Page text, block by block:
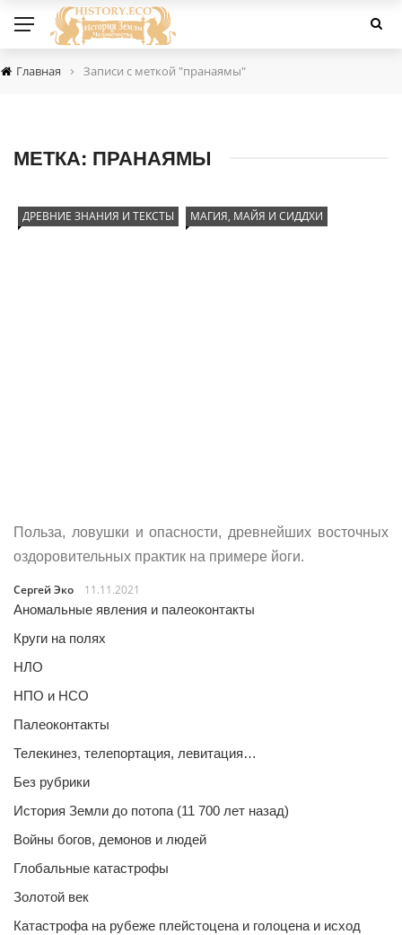
Главная › Записи с меткой "пранаямы"
МЕТКА: ПРАНАЯМЫ
ДРЕВНИЕ ЗНАНИЯ И ТЕКСТЫ МАГИЯ, МАЙЯ И СИДДХИ
Польза, ловушки и опасности, древнейших восточных
оздоровительных практик на примере йоги.
Сергей Эко
11.11.2021
Аномальные явления и палеоконтакты
Круги на полях
НЛО
НПО и НСО
Палеоконтакты
Телекинез, телепортация, левитация…
Без рубрики
История Земли до потопа (11 700 лет назад)
Войны богов, демонов и людей
Глобальные катастрофы
Золотой век
Катастрофа на рубеже плейстоцена и голоцена и исход